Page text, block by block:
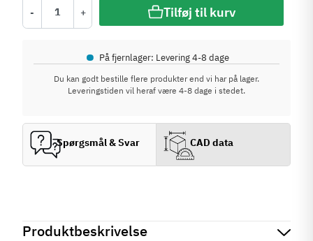
Produktbeskrivelse
- + Tilføj til kurv
• På fjernlager: Levering 4-8 dage
Du kan godt bestille flere produkter end vi har på lager.
Leveringstiden vil heraf være 4-8 dage i stedet.
Spørgsmål & Svar CAD data